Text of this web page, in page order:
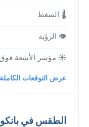
🌡️ الضغط
👁️ الرؤية
☀️ مؤشر الأشعة فوق
عرض التوقعات
الطقس في